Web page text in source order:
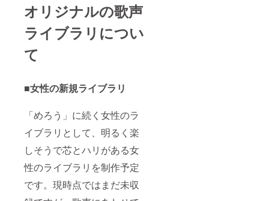
オリジナルの歌声
ライブラリについ
て
■女性の新規ライブラリ
「めろう」に続く女性のラ
イブラリとして、明るく楽
しそうで芯とハリがある女
性のライブラリを制作予定
です。現時点ではまだ未収